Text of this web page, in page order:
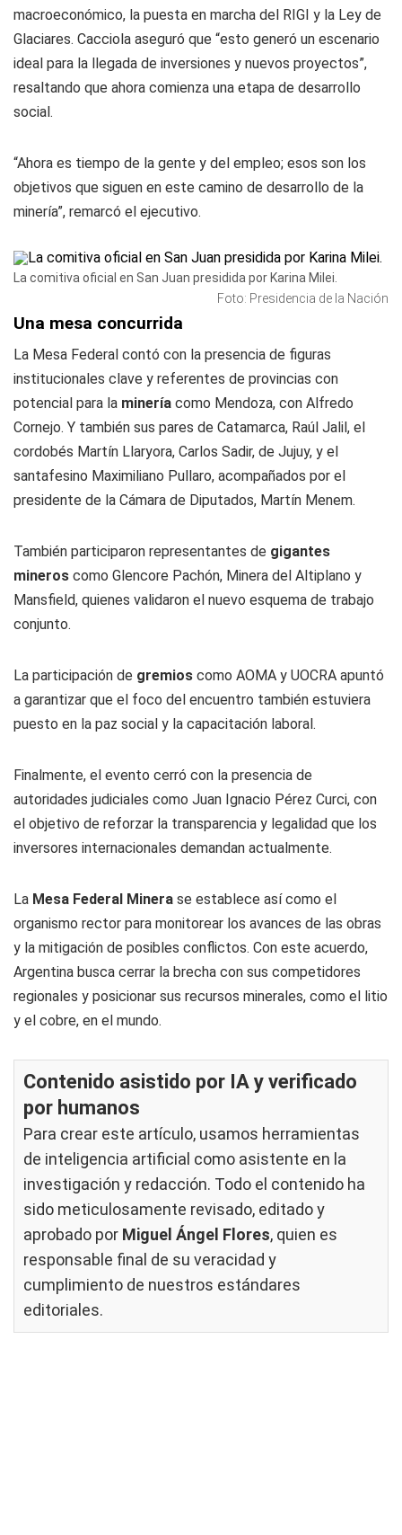
macroeconómico, la puesta en marcha del RIGI y la Ley de
Glaciares. Cacciola aseguró que “esto generó un escenario
ideal para la llegada de inversiones y nuevos proyectos”,
resaltando que ahora comienza una etapa de desarrollo
social.
“Ahora es tiempo de la gente y del empleo; esos son los
objetivos que siguen en este camino de desarrollo de la
minería”, remarcó el ejecutivo.
La comitiva oficial en San Juan presidida por Karina Milei.
Foto: Presidencia de la Nación
Una mesa concurrida
La Mesa Federal contó con la presencia de figuras
institucionales clave y referentes de provincias con
potencial para la minería como Mendoza, con Alfredo
Cornejo. Y también sus pares de Catamarca, Raúl Jalil, el
cordobés Martín Llaryora, Carlos Sadir, de Jujuy, y el
santafesino Maximiliano Pullaro, acompañados por el
presidente de la Cámara de Diputados, Martín Menem.
También participaron representantes de gigantes
mineros como Glencore Pachón, Minera del Altiplano y
Mansfield, quienes validaron el nuevo esquema de trabajo
conjunto.
La participación de gremios como AOMA y UOCRA apuntó
a garantizar que el foco del encuentro también estuviera
puesto en la paz social y la capacitación laboral.
Finalmente, el evento cerró con la presencia de
autoridades judiciales como Juan Ignacio Pérez Curci, con
el objetivo de reforzar la transparencia y legalidad que los
inversores internacionales demandan actualmente.
La Mesa Federal Minera se establece así como el
organismo rector para monitorear los avances de las obras
y la mitigación de posibles conflictos. Con este acuerdo,
Argentina busca cerrar la brecha con sus competidores
regionales y posicionar sus recursos minerales, como el litio
y el cobre, en el mundo.
Contenido asistido por IA y verificado
por humanos
Para crear este artículo, usamos herramientas
de inteligencia artificial como asistente en la
investigación y redacción. Todo el contenido ha
sido meticulosamente revisado, editado y
aprobado por Miguel Ángel Flores, quien es
responsable final de su veracidad y
cumplimiento de nuestros estándares
editoriales.